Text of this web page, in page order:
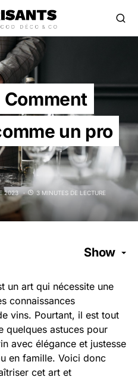
Comment
un pro
2023 3 MINUTES DE LECTURE
Show
un art qui nécessite une
connaissances
vins. Pourtant, il est tout
quelques astuces pour
avec élégance et justesse
en famille. Voici donc
cet art et